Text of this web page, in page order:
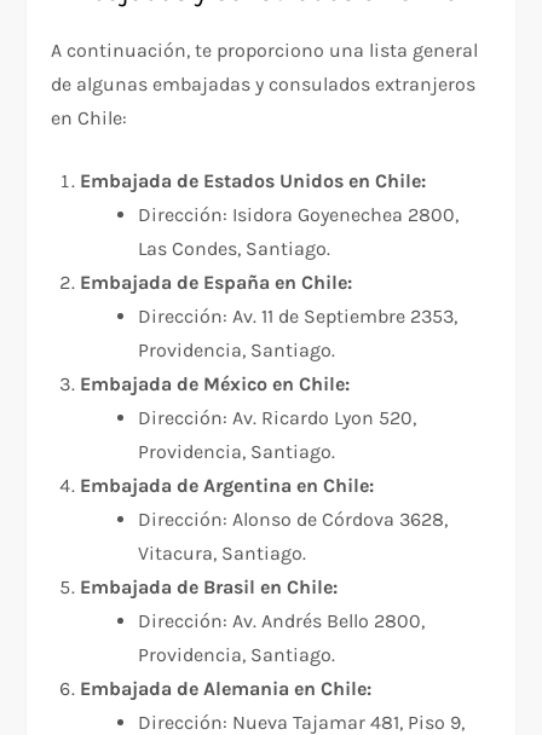
A continuación, te proporciono una lista general
de algunas embajadas y consulados extranjeros
en Chile:
Embajada de Estados Unidos en Chile:
Dirección: Isidora Goyenechea 2800,
Las Condes, Santiago.
Embajada de España en Chile:
Dirección: Av. 11 de Septiembre 2353,
Providencia, Santiago.
Embajada de México en Chile:
Dirección: Av. Ricardo Lyon 520,
Providencia, Santiago.
Embajada de Argentina en Chile:
Dirección: Alonso de Córdova 3628,
Vitacura, Santiago.
Embajada de Brasil en Chile:
Dirección: Av. Andrés Bello 2800,
Providencia, Santiago.
Embajada de Alemania en Chile:
Dirección: Nueva Tajamar 481, Piso 9,